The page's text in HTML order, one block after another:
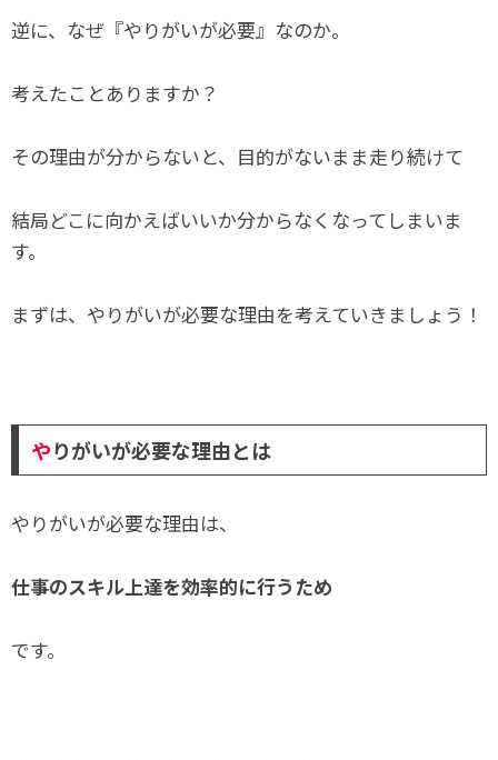
逆に、なぜ『やりがいが必要』なのか。
考えたことありますか？
その理由が分からないと、目的がないまま走り続けて
結局どこに向かえばいいか分からなくなってしまいま
す。
まずは、やりがいが必要な理由を考えていきましょう！
やりがいが必要な理由とは
やりがいが必要な理由は、
仕事のスキル上達を効率的に行うため
です。